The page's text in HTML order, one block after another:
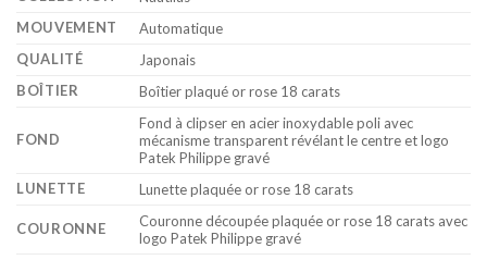
MOUVEMENT
Automatique
QUALITÉ
Japonais
BOÎTIER
Boîtier plaqué or rose 18 carats
FOND
Fond à clipser en acier inoxydable poli avec
mécanisme transparent révélant le centre et logo
Patek Philippe gravé
LUNETTE
Lunette plaquée or rose 18 carats
COURONNE
Couronne découpée plaquée or rose 18 carats avec
logo Patek Philippe gravé